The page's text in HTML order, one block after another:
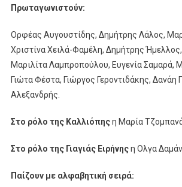
Πρωταγωνιστούν:
Ορφέας Αυγουστίδης, Δημήτρης Λάλος,
Χριστίνα Χειλά-Φαμέλη, Δημήτρης
Μαριλίτα Λαμπροπούλου, Ευγενία Σαμαρά,
Γιώτα Φέστα, Γιώργος Γεροντιδάκης,
Αλεξανδρής.
Στο ρόλο της Καλλιόπηςη Μαρία
Στο ρόλο της Γιαγιάς Ειρήνηςη Ολγα
Παίζουν με αλφαβητική σειρά: